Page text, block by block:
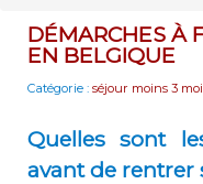
DÉMARCHES À
EN BELGIQUE
Catégorie : séjour moins 3
Quelles sont
avant de rentrer